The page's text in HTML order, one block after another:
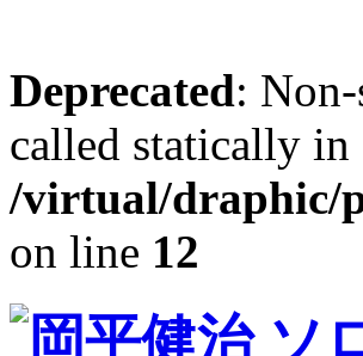
Deprecated:
called statically in
/virtual/draphic/
on line 12